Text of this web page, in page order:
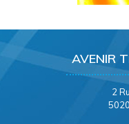
AVENIR
2